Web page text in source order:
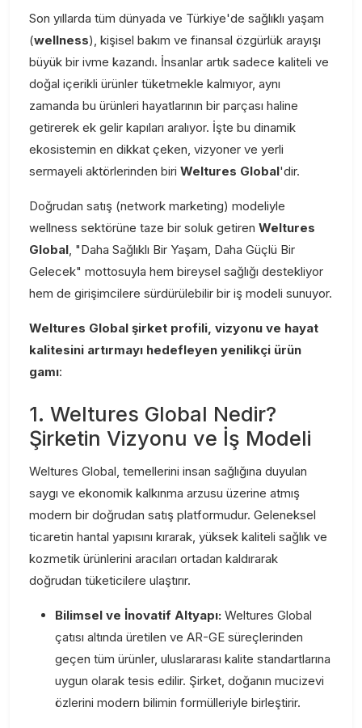
Son yıllarda tüm dünyada ve Türkiye'de sağlıklı yaşam
(wellness), kişisel bakım ve finansal özgürlük arayışı
büyük bir ivme kazandı. İnsanlar artık sadece kaliteli ve
doğal içerikli ürünler tüketmekle kalmıyor, aynı
zamanda bu ürünleri hayatlarının bir parçası haline
getirerek ek gelir kapıları aralıyor. İşte bu dinamik
ekosistemin en dikkat çeken, vizyoner ve yerli
sermayeli aktörlerinden biri Weltures Global'dir.
Doğrudan satış (network marketing) modeliyle
wellness sektörüne taze bir soluk getiren Weltures
Global, "Daha Sağlıklı Bir Yaşam, Daha Güçlü Bir
Gelecek" mottosuyla hem bireysel sağlığı destekliyor
hem de girişimcilere sürdürülebilir bir iş modeli sunuyor.
Weltures Global şirket profili, vizyonu ve hayat
kalitesini artırmayı hedefleyen yenilikçi ürün
gamı:
1. Weltures Global Nedir?
Şirketin Vizyonu ve İş Modeli
Weltures Global, temellerini insan sağlığına duyulan
saygı ve ekonomik kalkınma arzusu üzerine atmış
modern bir doğrudan satış platformudur. Geleneksel
ticaretin hantal yapısını kırarak, yüksek kaliteli sağlık ve
kozmetik ürünlerini aracıları ortadan kaldırarak
doğrudan tüketicilere ulaştırır.
Bilimsel ve İnovatif Altyapı: Weltures Global
çatısı altında üretilen ve AR-GE süreçlerinden
geçen tüm ürünler, uluslararası kalite standartlarına
uygun olarak tesis edilir. Şirket, doğanın mucizevi
özlerini modern bilimin formülleriyle birleştirir.